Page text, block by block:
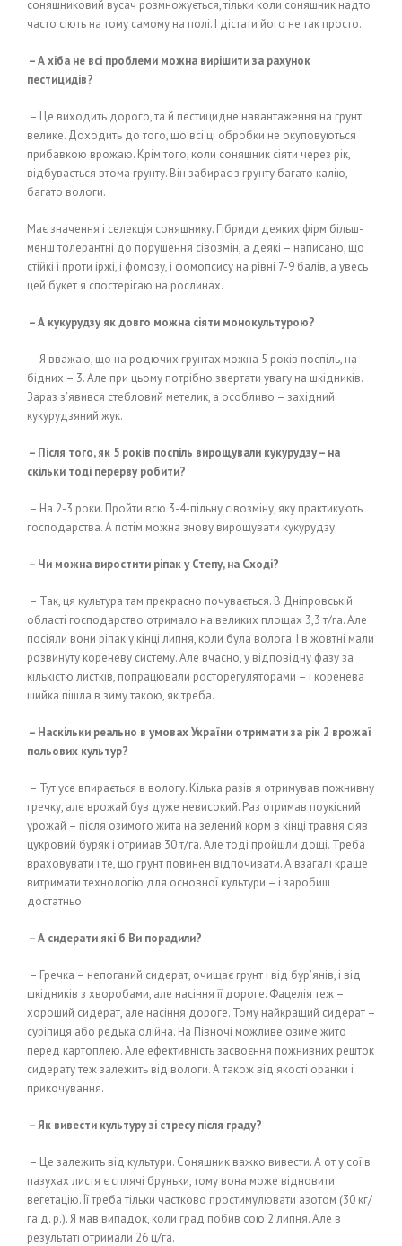
соняшниковий вусач розмножується, тільки коли соняшник надто
часто сіють на тому самому на полі. І дістати його не так просто.
– А хіба не всі проблеми можна вирішити за рахунок
пестицидів?
– Це виходить дорого, та й пестицидне навантаження на грунт
велике. Доходить до того, що всі ці обробки не окуповуються
прибавкою врожаю. Крім того, коли соняшник сіяти через рік,
відбувається втома грунту. Він забирає з грунту багато калію,
багато вологи.
Має значення і селекція соняшнику. Гібриди деяких фірм більш-
менш толерантні до порушення сівозмін, а деякі – написано, що
стійкі і проти іржі, і фомозу, і фомопсису на рівні 7-9 балів, а увесь
цей букет я спостерігаю на рослинах.
– А кукурудзу як довго можна сіяти монокультурою?
– Я вважаю, що на родючих грунтах можна 5 років поспіль, на
бідних – 3. Але при цьому потрібно звертати увагу на шкідників.
Зараз з’явився стебловий метелик, а особливо – західний
кукурудзяний жук.
– Після того, як 5 років поспіль вирощували кукурудзу – на
скільки тоді перерву робити?
– На 2-3 роки. Пройти всю 3-4-пільну сівозміну, яку практикують
господарства. А потім можна знову вирощувати кукурудзу.
– Чи можна виростити ріпак у Степу, на Сході?
– Так, ця культура там прекрасно почувається. В Дніпровській
області господарство отримало на великих площах 3,3 т/га. Але
посіяли вони ріпак у кінці липня, коли була волога. І в жовтні мали
розвинуту кореневу систему. Але вчасно, у відповідну фазу за
кількістю листків, попрацювали росторегуляторами – і коренева
шийка пішла в зиму такою, як треба.
– Наскільки реально в умовах України отримати за рік 2 врожаї
польових культур?
– Тут усе впирається в вологу. Кілька разів я отримував пожнивну
гречку, але врожай був дуже невисокий. Раз отримав поукісний
урожай – після озимого жита на зелений корм в кінці травня сіяв
цукровий буряк і отримав 30 т/га. Але тоді пройшли дощі. Треба
враховувати і те, що грунт повинен відпочивати. А взагалі краще
витримати технологію для основної культури – і заробиш
достатньо.
– А сидерати які б Ви порадили?
– Гречка – непоганий сидерат, очищає грунт і від бур’янів, і від
шкідників з хворобами, але насіння її дороге. Фацелія теж –
хороший сидерат, але насіння дороге. Тому найкращий сидерат –
суріпиця або редька олійна. На Півночі можливе озиме жито
перед картоплею. Але ефективність засвоєння пожнивних решток
сидерату теж залежить від вологи. А також від якості оранки і
прикочування.
– Як вивести культуру зі стресу після граду?
– Це залежить від культури. Соняшник важко вивести. А от у сої в
пазухах листя є сплячі бруньки, тому вона може відновити
вегетацію. Її треба тільки частково простимулювати азотом (30 кг/
га д. р.). Я мав випадок, коли град побив сою 2 липня. Але в
результаті отримали 26 ц/га.